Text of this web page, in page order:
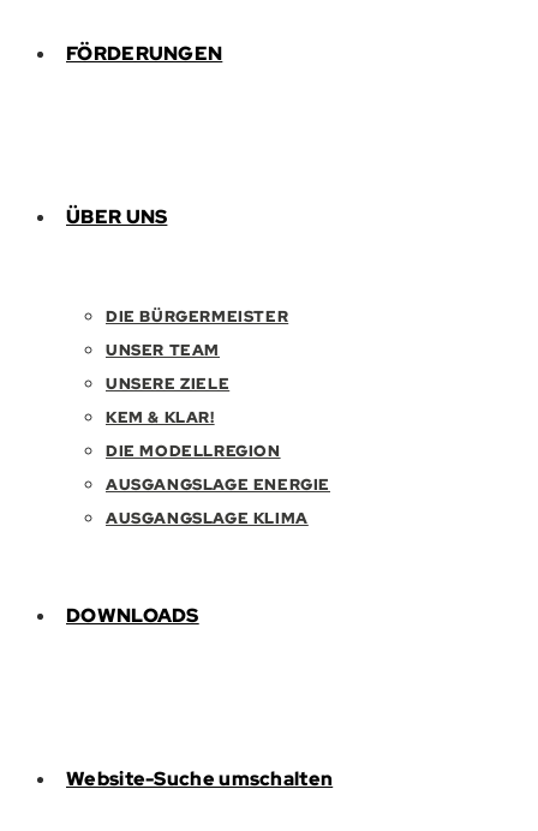
FÖRDERUNGEN
ÜBER UNS
DIE BÜRGERMEISTER
UNSER TEAM
UNSERE ZIELE
KEM & KLAR!
DIE MODELLREGION
AUSGANGSLAGE ENERGIE
AUSGANGSLAGE KLIMA
DOWNLOADS
Website-Suche umschalten